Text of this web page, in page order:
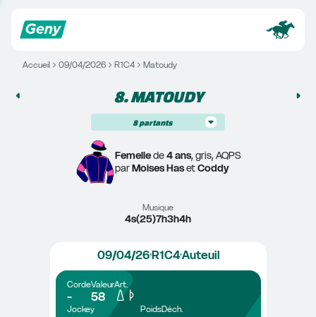
Accueil 09/04/2026 R1C4 Matoudy
8. MATOUDY
8 partants
Femelle de 4 ans, gris, AQPS
par Moises Has et Coddy
Musique
4s(25)7h3h4h
09/04/26R1C4Auteuil
Corde
-
Valeur
58
Art.
Jockey PoidsDéch.